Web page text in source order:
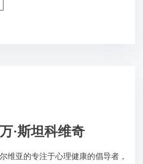
·斯坦科维奇
维亚的专注于心理健康的倡导者，